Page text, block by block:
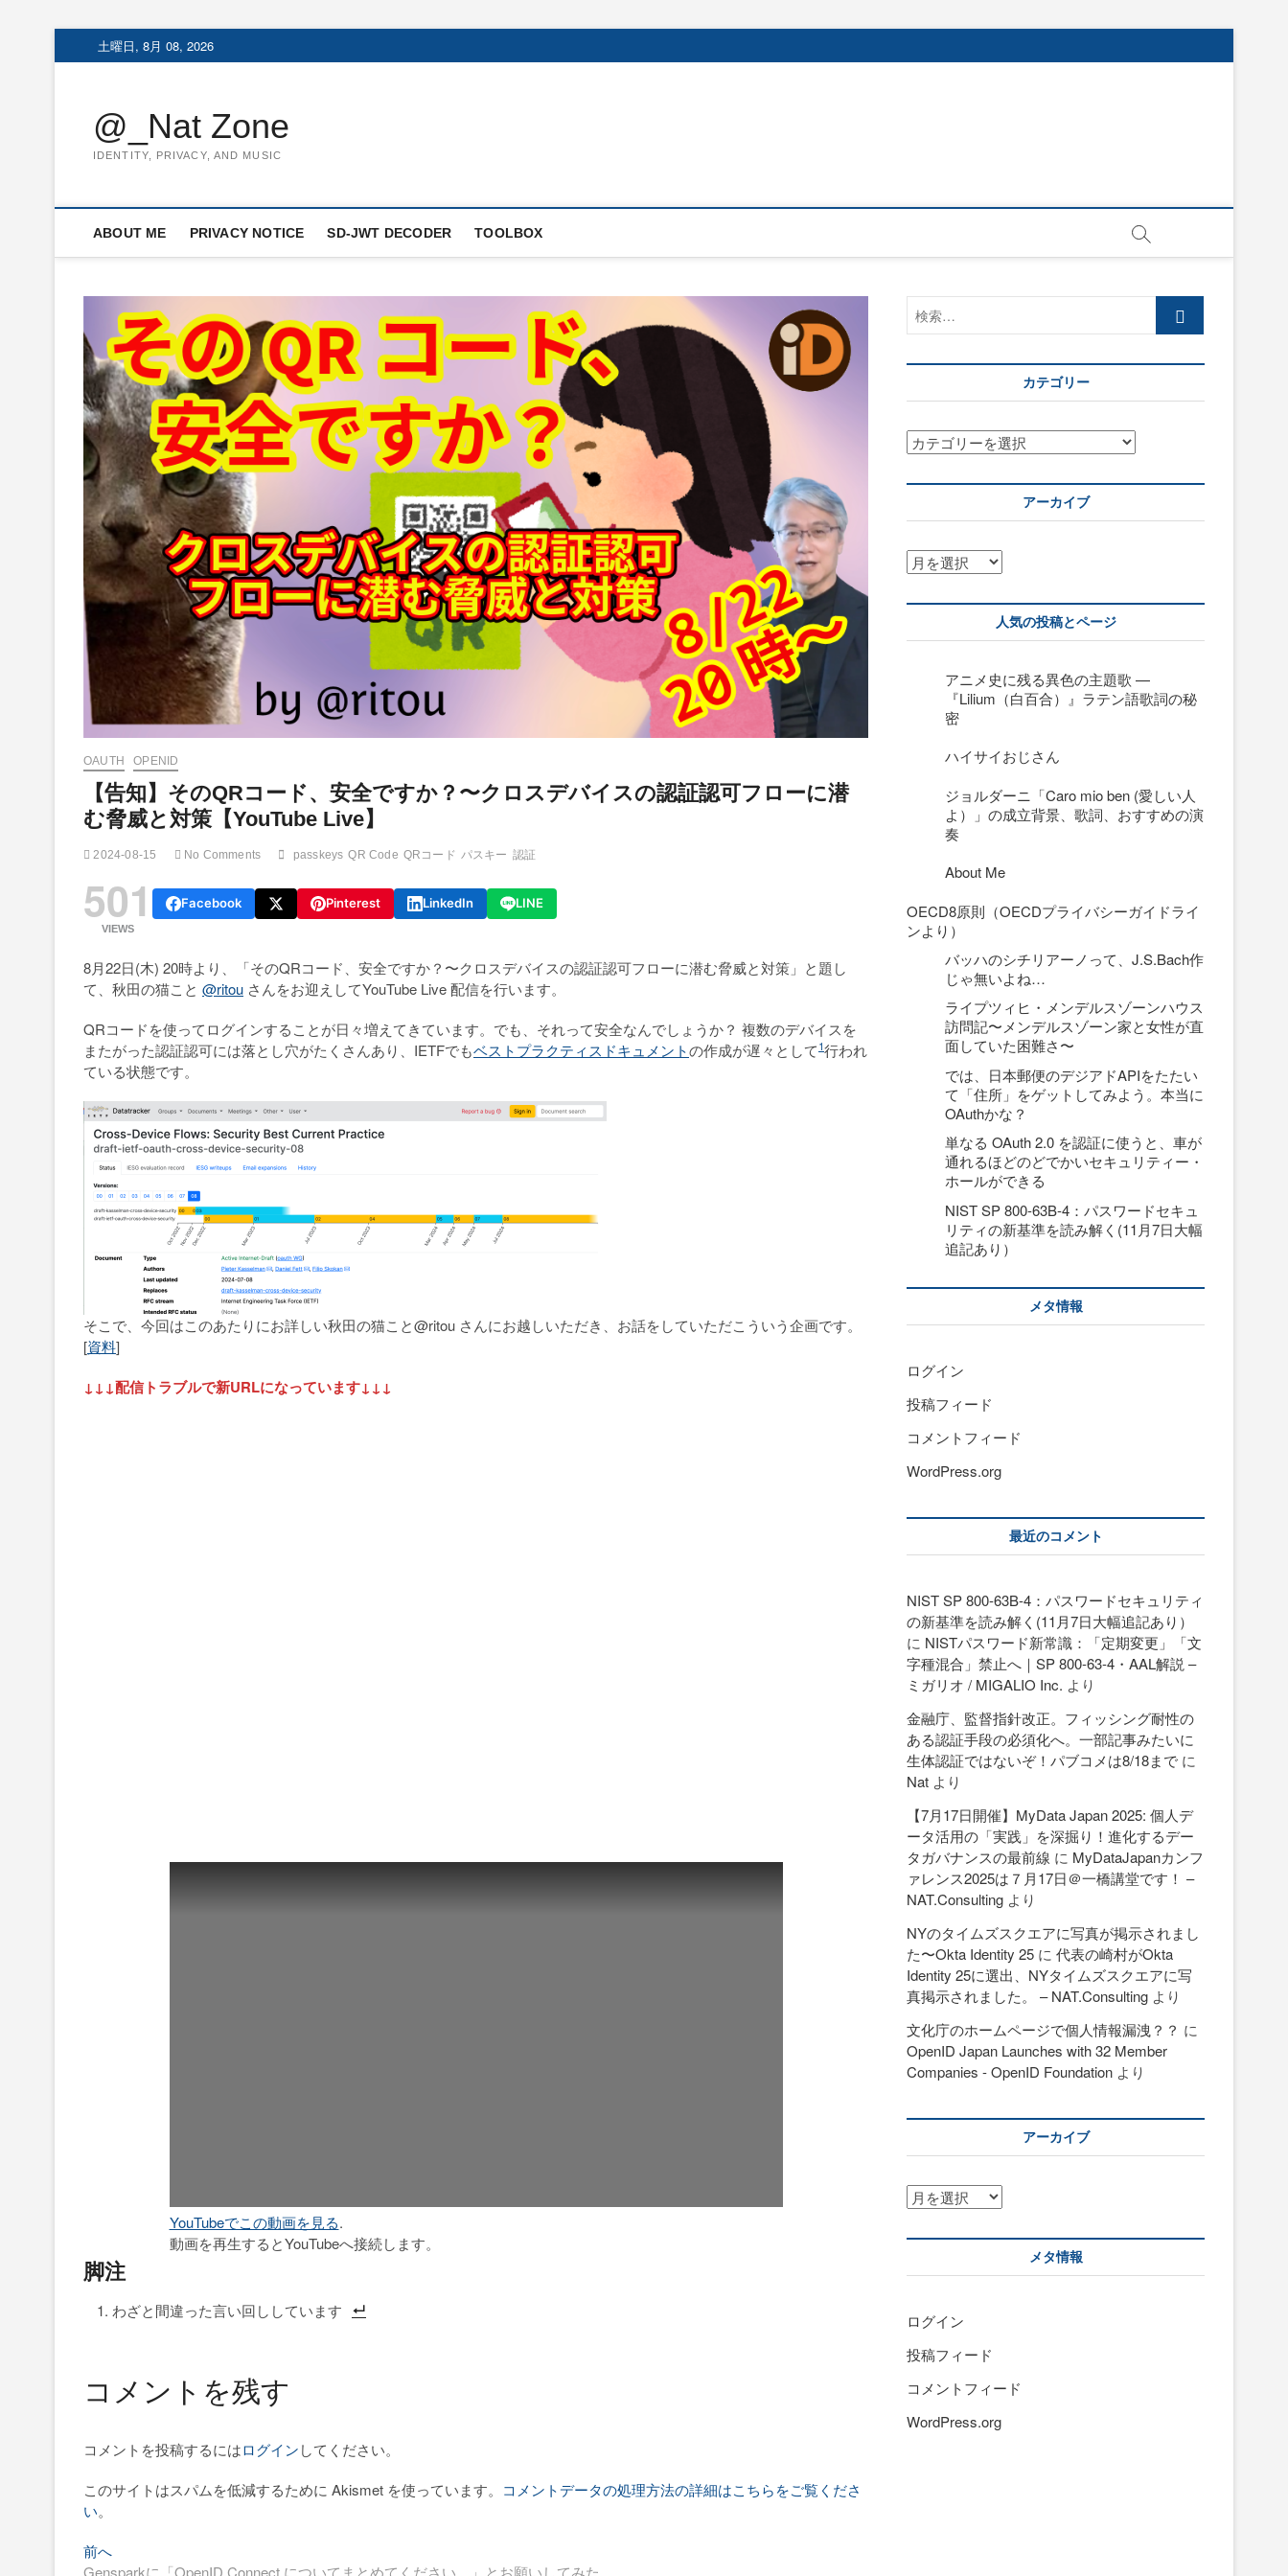
to
土曜日, 8月 08, 2026
@_Nat Zone
IDENTITY, PRIVACY, AND MUSIC
ABOUT ME PRIVACY NOTICE SD-JWT DECODER TOOLBOX
OAUTH OPENID
【告知】そのQRコード、安全ですか？〜クロスデバイスの認証認可フローに潜
む脅威と対策【YouTube Live】
2024-08-15 No Comments passkeys QR Code QRコード パスキー 認証
501
VIEWS
Facebook Pinterest LinkedIn LINE
8月22日(木) 20時より、「そのQRコード、安全ですか？〜クロスデバイスの認証認可フローに潜む脅威と対策」と題し
て、秋田の猫こと @ritou さんをお迎えしてYouTube Live 配信を行います。
QRコードを使ってログインすることが日々増えてきています。でも、それって安全なんでしょうか？ 複数のデバイスを
またがった認証認可には落とし穴がたくさんあり、IETFでもベストプラクティスドキュメントの作成が遅々として1行われ
ている状態です。
そこで、今回はこのあたりにお詳しい秋田の猫こと@ritou さんにお越しいただき、お話をしていただこういう企画です。
[資料]
↓↓↓配信トラブルで新URLになっています↓↓↓
YouTubeでこの動画を見る.
動画を再生するとYouTubeへ接続します。
脚注
わざと間違った言い回ししています
コメントを残す
コメントを投稿するにはログインしてください。
このサイトはスパムを低減するために Akismet を使っています。 コメントデータの処理方法の詳細はこちらをご覧くださ
い。
投
前へ過
去
Gensparkに「OpenID Connect についてまとめてください。」とお願いしてみた
索…
カテゴリー
カ
テ
ゴ
ー
アーカイブ
ア
ー
カ
ブ
人気の投稿とページ
アニメ史に残る異色の主題歌 —
『Lilium（白百合）』ラテン語歌詞の秘
密
ハイサイおじさん
ジョルダーニ「Caro mio ben (愛しい人
よ）」の成立背景、歌詞、おすすめの演
奏
About Me
OECD8原則（OECDプライバシーガイドライ
ンより）
バッハのシチリアーノって、J.S.Bach作
じゃ無いよね…
ライプツィヒ・メンデルスゾーンハウス
訪問記〜メンデルスゾーン家と女性が直
面していた困難さ〜
では、日本郵便のデジアドAPIをたたい
て「住所」をゲットしてみよう。本当に
OAuthかな？
単なる OAuth 2.0 を認証に使うと、車が
通れるほどのどでかいセキュリティー・
ホールができる
NIST SP 800-63B-4：パスワードセキュ
リティの新基準を読み解く(11月7日大幅
追記あり）
メタ情報
ログイン
投稿フィード
コメントフィード
WordPress.org
最近のコメント
NIST SP 800-63B-4：パスワードセキュリティ
の新基準を読み解く(11月7日大幅追記あり）
に NISTパスワード新常識：「定期変更」「文
字種混合」禁止へ｜SP 800-63-4・AAL解説 –
ミガリオ / MIGALIO Inc. より
金融庁、監督指針改正。フィッシング耐性の
ある認証手段の必須化へ。一部記事みたいに
生体認証ではないぞ！パブコメは8/18まで に
Nat より
【7月17日開催】MyData Japan 2025: 個人デ
ータ活用の「実践」を深掘り！進化するデー
タガバナンスの最前線 に MyDataJapanカンフ
ァレンス2025は７月17日＠一橋講堂です！ –
NAT.Consulting より
NYのタイムズスクエアに写真が掲示されまし
た〜Okta Identity 25 に 代表の崎村がOkta
Identity 25に選出、NYタイムズスクエアに写
真掲示されました。 – NAT.Consulting より
文化庁のホームページで個人情報漏洩？？ に
OpenID Japan Launches with 32 Member
Companies - OpenID Foundation より
アーカイブ
ア
ー
カ
ブ
メタ情報
ログイン
投稿フィード
コメントフィード
WordPress.org